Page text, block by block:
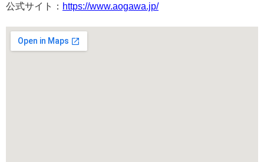
公式サイト： https://www.aogawa.jp/